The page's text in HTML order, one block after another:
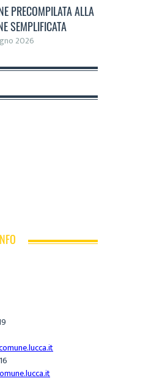
PRECOMPILATA ALLA
SEMPLIFICATA
2026